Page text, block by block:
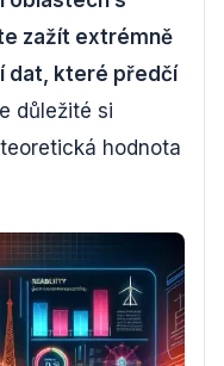
zažít extrémně
dat, které předčí
důležité si
hodnota